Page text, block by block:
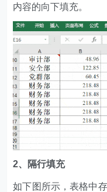
内容的向下填充。
2、隔行填充
如下图所示，表格中